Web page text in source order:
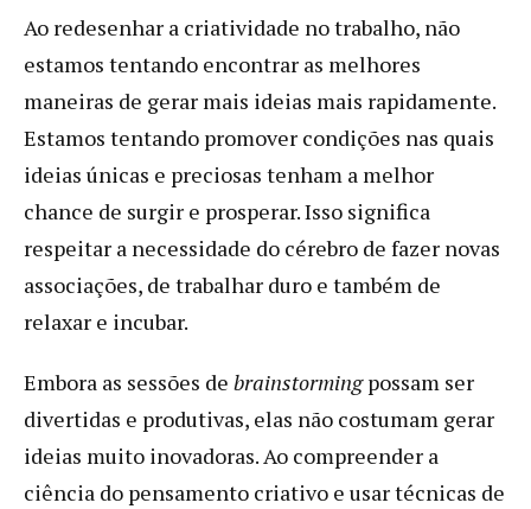
Ao redesenhar a criatividade no trabalho, não
estamos tentando encontrar as melhores
maneiras de gerar mais ideias mais rapidamente.
Estamos tentando promover condições nas quais
ideias únicas e preciosas tenham a melhor
chance de surgir e prosperar. Isso significa
respeitar a necessidade do cérebro de fazer novas
associações, de trabalhar duro e também de
relaxar e incubar.
Embora as sessões de brainstormingpossam ser
divertidas e produtivas, elas não costumam gerar
ideias muito inovadoras. Ao compreender a
ciência do pensamento criativo e usar técnicas de